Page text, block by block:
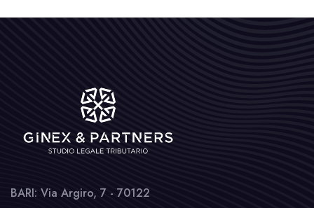
BARI: Via Argiro, 7 - 70122